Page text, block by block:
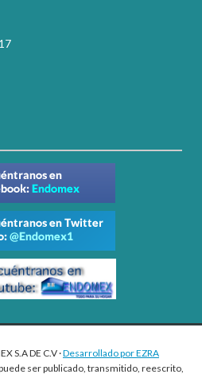
S.A DE C.V ·Desarrollado por EZRA
ser publicado, transmitido, reescrito,